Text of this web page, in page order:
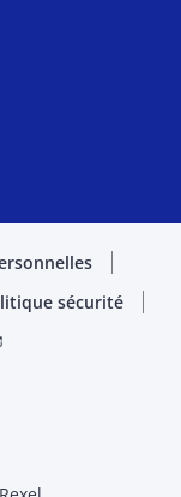
sécurité